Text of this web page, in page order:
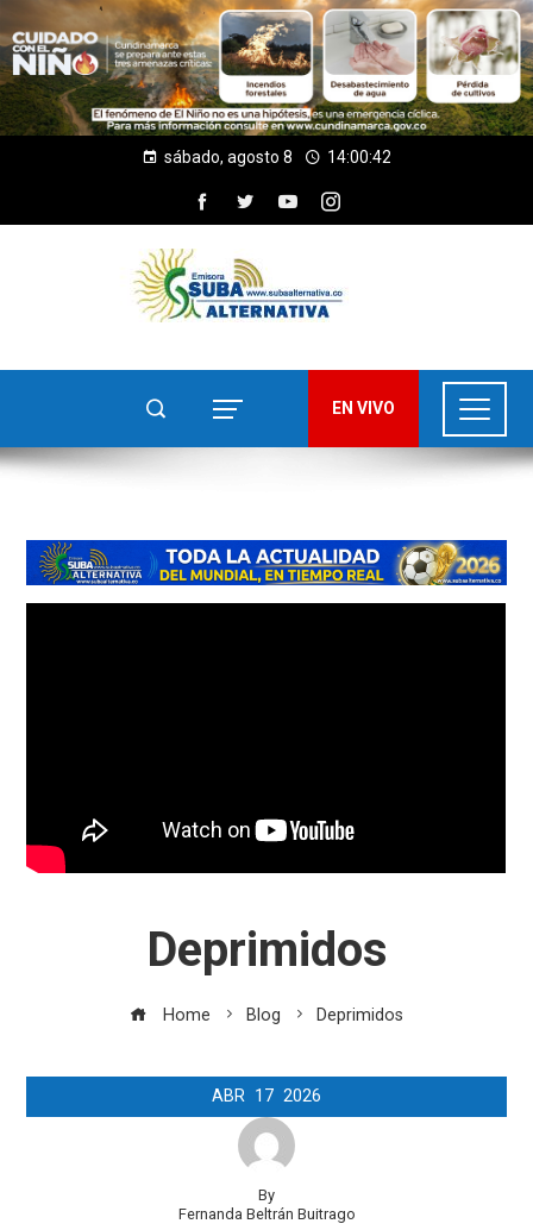
sábado, agosto 8 14:00:43
EN VIVO
Deprimidos
Home Blog Deprimidos
ABR 17 2026
By
Fernanda Beltrán Buitrago